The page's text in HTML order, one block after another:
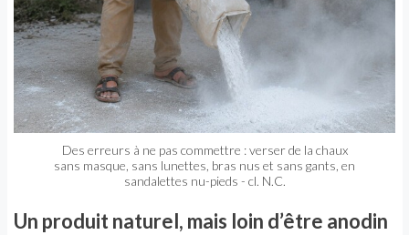
Des erreurs à ne pas commettre : verser de la chaux
sans masque, sans lunettes, bras nus et sans gants, en
sandalettes nu-pieds - cl. N.C.
Un produit naturel, mais loin d’être anodin